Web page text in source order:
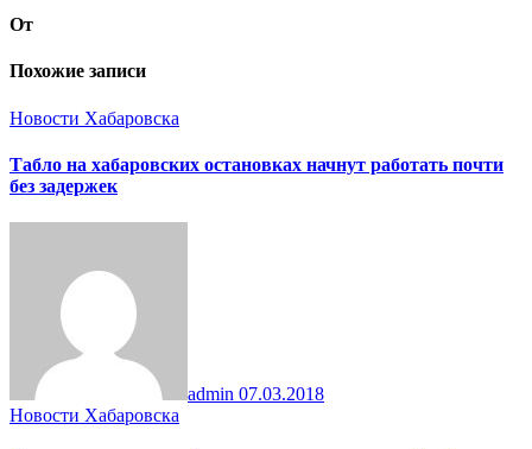
От
Похожие записи
Новости Хабаровска
Табло на хабаровских остановках начнут работать почти
без задержек
admin 07.03.2018
Новости Хабаровска